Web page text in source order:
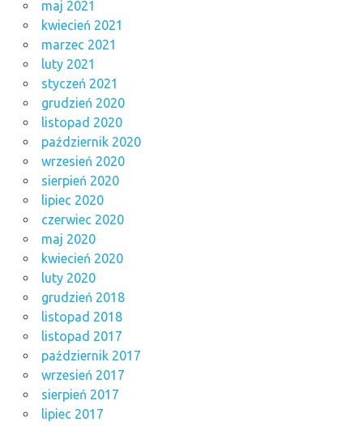
maj 2021
kwiecień 2021
marzec 2021
luty 2021
styczeń 2021
grudzień 2020
listopad 2020
październik 2020
wrzesień 2020
sierpień 2020
lipiec 2020
czerwiec 2020
maj 2020
kwiecień 2020
luty 2020
grudzień 2018
listopad 2018
listopad 2017
październik 2017
wrzesień 2017
sierpień 2017
lipiec 2017